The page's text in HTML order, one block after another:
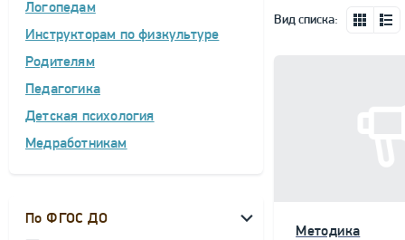
Логопедам
Инструкторам по физкультуре
Родителям
Педагогика
Детская психология
Медработникам
По ФГОС ДО
Вид списка:
Методика